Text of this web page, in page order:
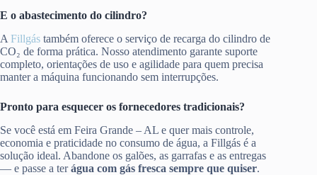
E o abastecimento do cilindro?
A Fillgás também oferece o serviço de recarga do cilindro de
CO₂ de forma prática. Nosso atendimento garante suporte
completo, orientações de uso e agilidade para quem precisa
manter a máquina funcionando sem interrupções.
Pronto para esquecer os fornecedores tradicionais?
Se você está em Feira Grande – AL e quer mais controle,
economia e praticidade no consumo de água, a Fillgás é a
solução ideal. Abandone os galões, as garrafas e as entregas
— e passe a terágua com gás fresca sempre que quiser.